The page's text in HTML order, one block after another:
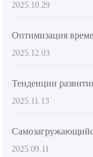
2025.10.29
2025.12.03
2025.11.13
2025.09.11